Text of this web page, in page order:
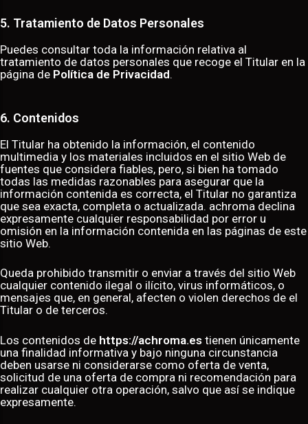
5. Tratamiento de Datos Personales
Puedes consultar toda la información relativa al
tratamiento de datos personales que recoge el Titular en la
página de Política de Privacidad.
6. Contenidos
El Titular ha obtenido la información, el contenido
multimedia y los materiales incluidos en el sitio Web de
fuentes que considera fiables, pero, si bien ha tomado
todas las medidas razonables para asegurar que la
información contenida es correcta, el Titular no garantiza
que sea exacta, completa o actualizada. achroma declina
expresamente cualquier responsabilidad por error u
omisión en la información contenida en las páginas de este
sitio Web.
Queda prohibido transmitir o enviar a través del sitio Web
cualquier contenido ilegal o ilícito, virus informáticos, o
mensajes que, en general, afecten o violen derechos de el
Titular o de terceros.
Los contenidos de https://achroma.es tienen únicamente
una finalidad informativa y bajo ninguna circunstancia
deben usarse ni considerarse como oferta de venta,
solicitud de una oferta de compra ni recomendación para
realizar cualquier otra operación, salvo que así se indique
expresamente.